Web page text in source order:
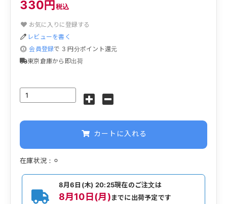
330円税込
お気に入りに登録する
レビューを書く
会員登録で 3円分ポイント還元
東京倉庫から即出荷
カートに入れる
在庫状況：⚪︎
8月6日(木) 20:25現在のご注文は
8月10日(月)までに出荷予定です